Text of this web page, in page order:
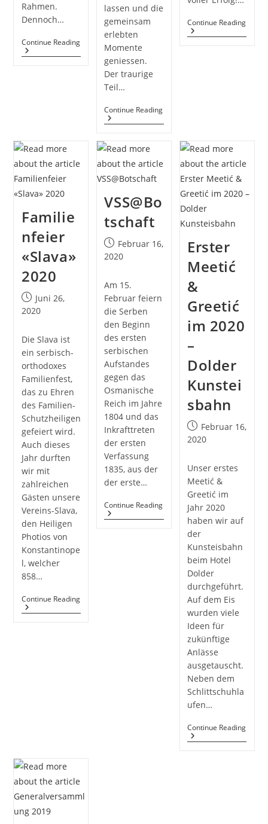
Rahmen.
Dennoch…
Continue ReadingSlava
lassen und die
gemeinsam
erlebten
Momente
geniessen.
Der traurige
Teil…
Continue ReadingGeneralversammlung
Continue Reading
Familie
nfeier
«Slava»
2020
Post
published:
Juni 26,
2020
Die Slava ist
ein serbisch-
orthodoxes
Familienfest,
das zu Ehren
des Familien-
Schutzheiligen
gefeiert wird.
Auch dieses
Jahr durften
wir mit
zahlreichen
Gästen unsere
Vereins-Slava,
den Heiligen
Photios von
Konstantinope
l, welcher
858…
Continue ReadingFamilienfeier
VSS@Bo
tschaft
Post
published:
Februar 16,
2020
Am 15.
Februar feiern
die Serben
den Beginn
des ersten
serbischen
Aufstandes
gegen das
Osmanische
Reich im Jahre
1804 und das
Inkrafttreten
der ersten
Verfassung
1835, aus der
der erste…
Continue ReadingVSS@Botschaft
Erster
Meetić
&
Greetić
im 2020
–
Dolder
Kunstei
sbahn
Post
published:
Februar 16,
2020
Unser erstes
Meetić &
Greetić im
Jahr 2020
haben wir auf
der
Kunsteisbahn
beim Hotel
Dolder
durchgeführt.
Auf dem Eis
wurden viele
Ideen für
zukünftige
Anlässe
ausgetauscht.
Neben dem
Schlittschuhla
ufen…
Continue Reading